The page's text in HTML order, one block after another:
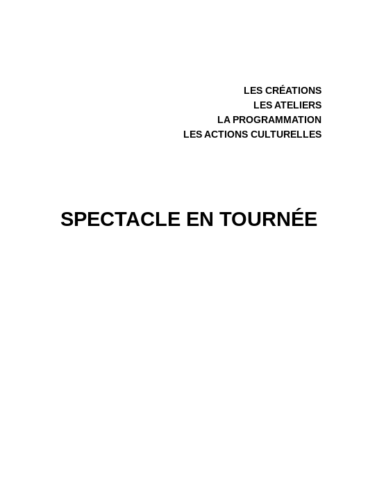
LES CRÉATIONS
LES ATELIERS
LA PROGRAMMATION
LES ACTIONS CULTURELLES
SPECTACLE EN TOURNÉE